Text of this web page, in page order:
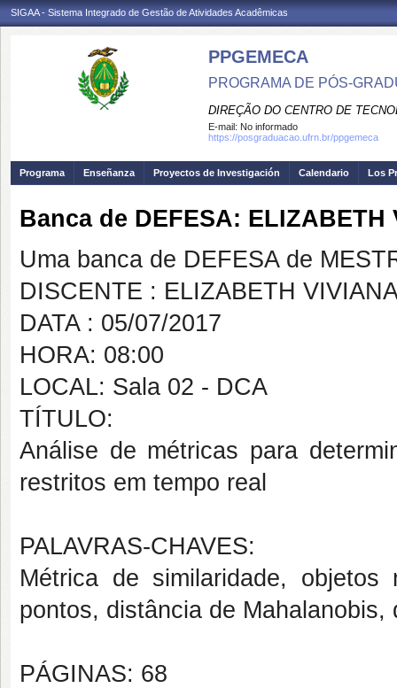
SIGAA - Sistema Integrado de Gestão de Atividades Acadêmicas
PPGEMECA
PROGRAMA DE PÓS-
DIREÇÃO DO CENTRO DE
E-mail: No informado
https://posgraduacao.ufrn.br/ppgemeca
Programa Enseñanza Proyectos de Investigación Calendario Los
Banca de DEFESA: ELIZABETH
Uma banca de DEFESA de
DISCENTE : ELIZABETH
DATA : 05/07/2017
HORA: 08:00
LOCAL: Sala 02 - DCA
TÍTULO:
Análise de métricas para
restritos em tempo real
PALAVRAS-CHAVES:
Métrica de similaridade,
pontos, distância de
PÁGINAS: 68